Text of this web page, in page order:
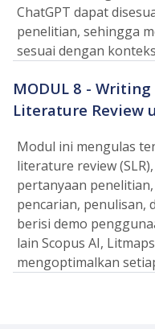
ChatGPT dapat
penelitian, sehingga
sesuai dengan
MODUL 8 -
Literature Review
Modul ini mengulas
literature review
pertanyaan
pencarian, penulisan,
berisi demo
lain Scopus AI,
mengoptimalkan